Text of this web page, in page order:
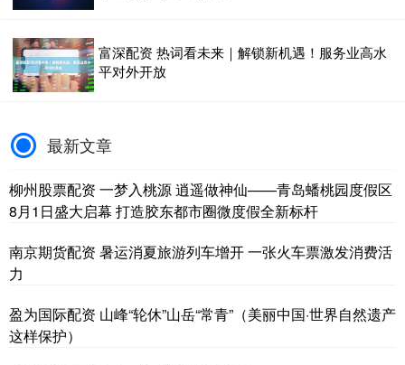
富深配资 热词看未来｜解锁新机遇！服务业高水
平对外开放
最新文章
柳州股票配资 一梦入桃源 逍遥做神仙——青岛蟠桃园度假区
8月1日盛大启幕 打造胶东都市圈微度假全新标杆
南京期货配资 暑运消夏旅游列车增开 一张火车票激发消费活
力
盈为国际配资 山峰“轮休”山岳“常青”（美丽中国·世界自然遗产
这样保护）